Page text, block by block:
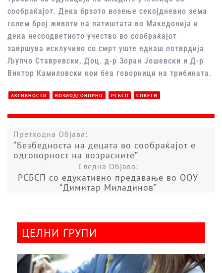
сообраќајот. Дека брзото возење секојдневно зема
голем број животи на патиштата во Македонија и
дека несоодветното учество во сообраќајот
завршува исклучиво со смрт уште еднаш потврдија
Љупчо Ставревски, Доц. д-р Зоран Јошевски и Д-р
Виктор Камиловски кои беа говорници на трибината.
АКТИВНОСТИ ВОЗИОДГОВОРНО РСБСП СОВЕТИ
Претходна Објава:
“Безбедноста на децата во сообраќајот е
одговорност на возрасните”
Следна Објава:
РСБСП со едукативно предавање во ООУ
“Димитар Миладинов”
ЦЕЛНИ ГРУПИ